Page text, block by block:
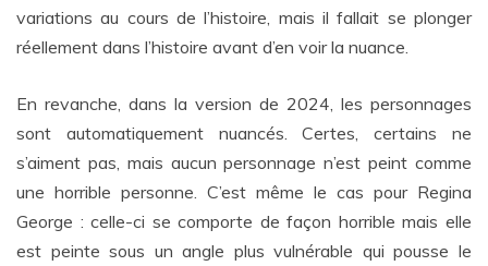
variations au cours de l’histoire, mais il fallait se plonger
réellement dans l’histoire avant d’en voir la nuance.
En revanche, dans la version de 2024, les personnages
sont automatiquement nuancés. Certes, certains ne
s’aiment pas, mais aucun personnage n’est peint comme
une horrible personne. C’est même le cas pour Regina
George : celle-ci se comporte de façon horrible mais elle
est peinte sous un angle plus vulnérable qui pousse le